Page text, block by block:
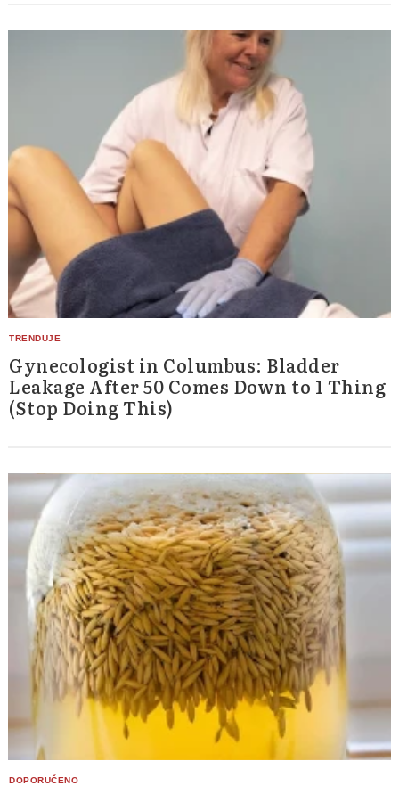
Gynecologist in Columbus: Bladder
Leakage After 50 Comes Down to 1 Thing
(Stop Doing This)